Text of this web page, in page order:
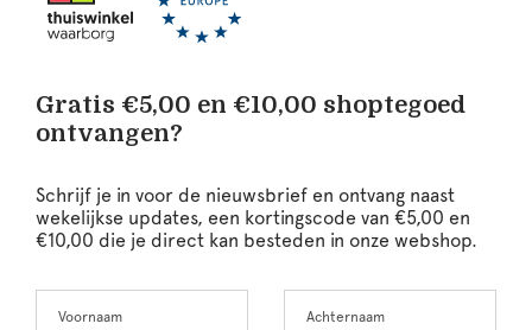
Gratis €5,00 en €10,00 shoptegoed
ontvangen?
Schrijf je in voor de nieuwsbrief en ontvang naast
wekelijkse updates, een kortingscode van €5,00 en
€10,00 die je direct kan besteden in onze webshop.
this